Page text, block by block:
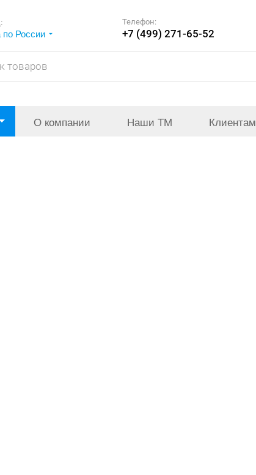
по России
Телефон:
+7 (499) 271-65-52
О компании Наши ТМ Клиентам